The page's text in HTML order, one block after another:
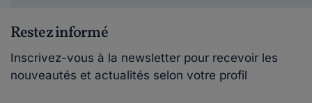
Restez informé
Inscrivez-vous à la newsletter pour recevoir les
nouveautés et actualités selon votre profil